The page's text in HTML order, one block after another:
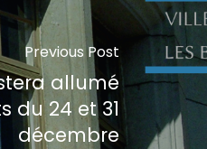
Previous Post
allumé
du 24 et 31
décembre